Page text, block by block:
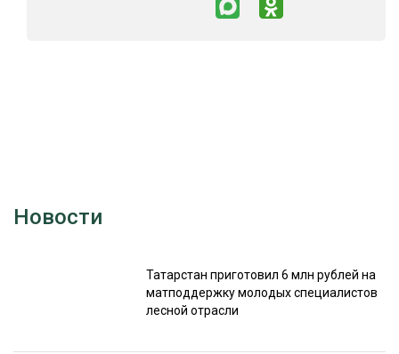
Новости
Татарстан приготовил 6 млн рублей на
матподдержку молодых специалистов
лесной отрасли